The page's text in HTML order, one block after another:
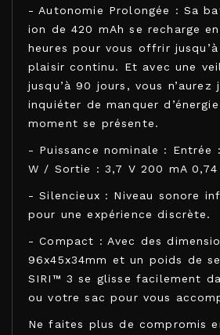
- Autonomie Prolongée : Sa
ion de 420 mAh se recharge
heures pour vous offrir
plaisir continu. Et avec une
jusqu’à 90 jours, vous n’aurez
inquiéter de manquer
moment se présente.
- Puissance nominale : Entrée
W / Sortie : 3,7 V 200 mA 0,74
- Silencieux : Niveau sonore
pour une expérience discrète.
- Compact : Avec des
96x45x34mm et un poids de
SIRI™ 3 se glisse facilement
ou votre sac pour vous
Ne faites plus de compromis